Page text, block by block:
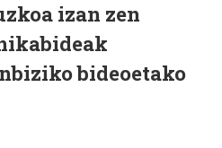
izan zen
bideoetako